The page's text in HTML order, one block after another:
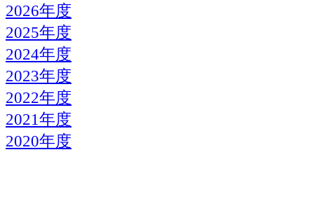
2026年度
2025年度
2024年度
2023年度
2022年度
2021年度
2020年度